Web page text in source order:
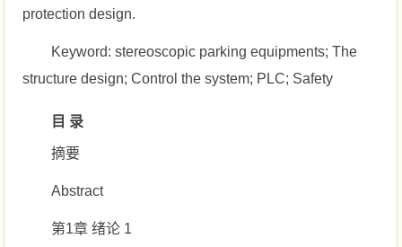
protection design.
Keyword: stereoscopic parking equipments; The
structure design; Control the system; PLC; Safety
目 录
摘要
Abstract
第1章 绪论 1